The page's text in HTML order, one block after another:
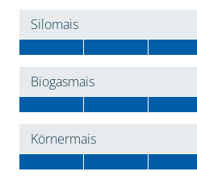
Silomais
Biogasmais
Körnermais